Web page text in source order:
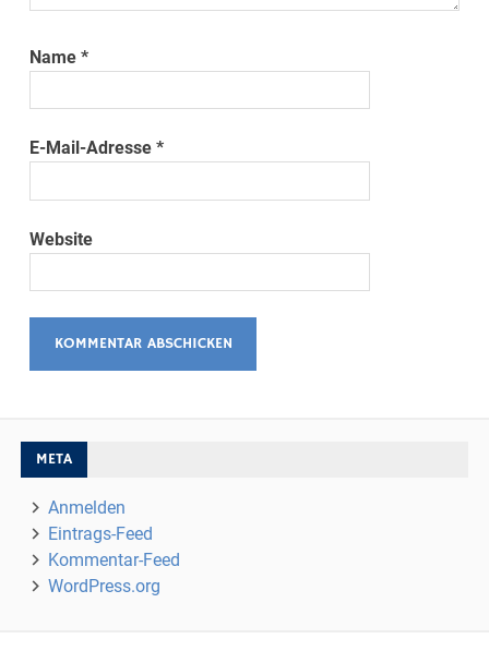
Name*
E-Mail-Adresse*
Website
META
Anmelden
Eintrags-Feed
Kommentar-Feed
WordPress.org